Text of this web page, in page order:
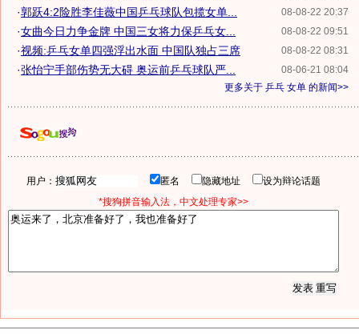
08-08-22 20:37
·郭跃4:2险胜李佳薇中国乒乓球队包揽女单...
08-08-22 09:51
·女曲今日力争金牌 中国三女将力保乒乓女...
08-08-22 08:31
·视频:乒乓女单四强浮出水面 中国队独占三席
08-06-21 08:04
·张怡宁手部伤势无大碍 奥运前乒乓球队严...
更多关于 乒乓 女单 的新闻>>
用户： 匿名 隐藏地址
设为辩论话题
*搜狗拼音输入法，中文处理专家>>